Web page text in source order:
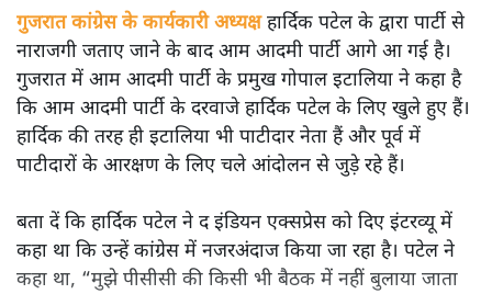
गुजरात कांग्रेस के कार्यकारी अध्यक्ष हार्दिक पटेल के द्वारा पार्टी से
नाराजगी जताए जाने के बाद आम आदमी पार्टी आगे आ गई है।
गुजरात में आम आदमी पार्टी के प्रमुख गोपाल इटालिया ने कहा है
कि आम आदमी पार्टी के दरवाजे हार्दिक पटेल के लिए खुले हुए हैं।
हार्दिक की तरह ही इटालिया भी पाटीदार नेता हैं और पूर्व में
पाटीदारों के आरक्षण के लिए चले आंदोलन से जुड़े रहे हैं।
बता दें कि हार्दिक पटेल ने द इंडियन एक्सप्रेस को दिए इंटरव्यू में
कहा था कि उन्हें कांग्रेस में नजरअंदाज किया जा रहा है। पटेल ने
कहा था, “मुझे पीसीसी की किसी भी बैठक में नहीं बुलाया जाता